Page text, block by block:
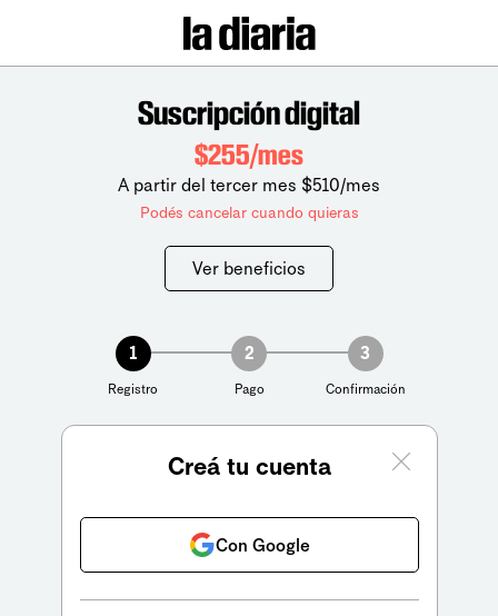
Suscripción digital
$255/mes
A partir del tercer mes $510/mes
Podés cancelar cuando quieras
Ver beneficios
1
Registro
2
Pago
3
Confirmación
Creá tu cuenta
Con Google